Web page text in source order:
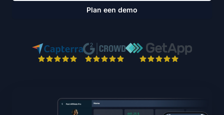
Plan een demo